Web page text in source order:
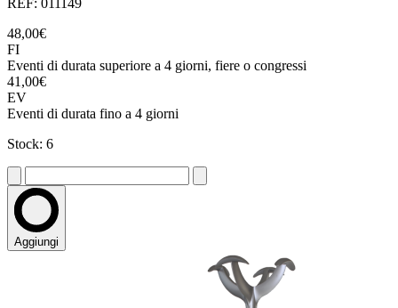
REF: 011149
48,00€
FI
Eventi di durata superiore a 4 giorni, fiere o congressi
41,00€
EV
Eventi di durata fino a 4 giorni
Stock: 6
Aggiungi